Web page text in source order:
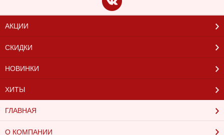
АКЦИИ
СКИДКИ
НОВИНКИ
ХИТЫ
ГЛАВНАЯ
О КОМПАНИИ